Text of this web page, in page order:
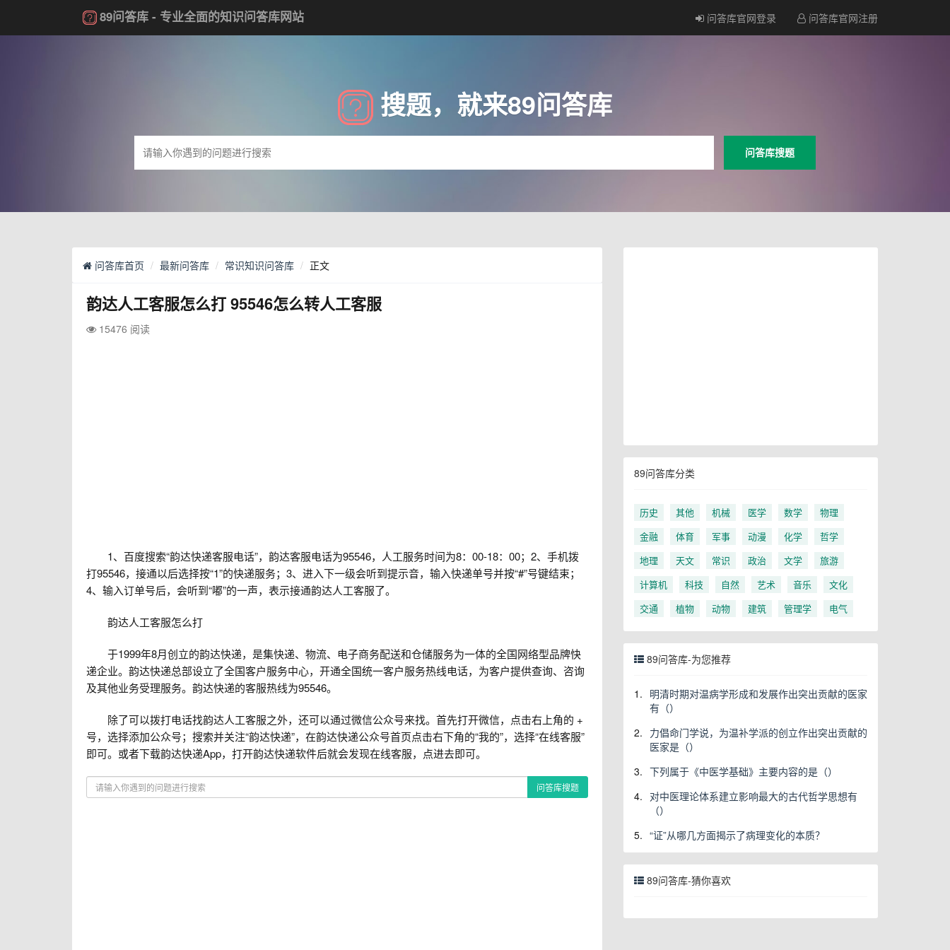
89问答库 - 专业全面的知识问答库网站 问答库官网登录 问答库官网注册
搜题，就来89问答库
问答库搜题
问答库首页 最新问答库 常识知识问答库 正文
韵达人工客服怎么打 95546怎么转人工客服
15476 阅读
1、百度搜索“韵达快递客服电话”，韵达客服电话为95546，人工服务时间为8：00-18：00；2、手机拨
打95546，接通以后选择按“1”的快递服务；3、进入下一级会听到提示音，输入快递单号并按“#”号键结束；
4、输入订单号后，会听到“嘟”的一声，表示接通韵达人工客服了。
韵达人工客服怎么打
于1999年8月创立的韵达快递，是集快递、物流、电子商务配送和仓储服务为一体的全国网络型品牌快
递企业。韵达快递总部设立了全国客户服务中心，开通全国统一客户服务热线电话，为客户提供查询、咨询
及其他业务受理服务。韵达快递的客服热线为95546。
除了可以拨打电话找韵达人工客服之外，还可以通过微信公众号来找。首先打开微信，点击右上角的 +
号，选择添加公众号；搜索并关注“韵达快递”，在韵达快递公众号首页点击右下角的“我的”，选择“在线客服”
即可。或者下载韵达快递App，打开韵达快递软件后就会发现在线客服，点进去即可。
问答库搜题
89问答库分类
历史 其他 机械 医学 数学
物理
金融
体育 军事 动漫 化学
哲学
地理
天文 常识 政治 文学
旅游
计算机
科技 自然 艺术 音乐
文化
交通
植物 动物 建筑 管理学 电气
89问答库-为您推荐
1. 明清时期对温病学形成和发展作出突出贡献的医家
有（）
2. 力倡命门学说，为温补学派的创立作出突出贡献的
医家是（）
3. 下列属于《中医学基础》主要内容的是（）
4. 对中医理论体系建立影响最大的古代哲学思想有
（）
5. “证”从哪几方面揭示了病理变化的本质？
89问答库-猜你喜欢